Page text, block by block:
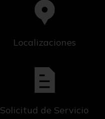
Localizaciones
Solicitud de Servicio